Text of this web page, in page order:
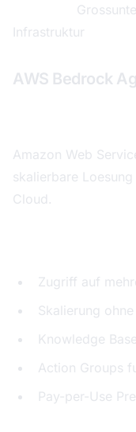
Infrastruktur
AWS Bedrock
Amazon Web
skalierbare
Cloud.
Zugriff auf
Skalierung
Knowledge
Action Groups
Pay-per-Use